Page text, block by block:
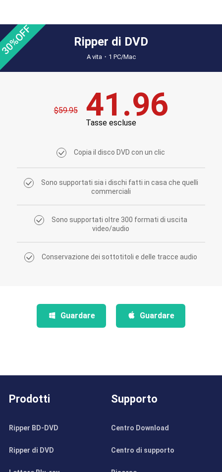
Ripper di DVD
A vita・1 PC/Mac
$59.95 41.96
Tasse escluse
Copia il disco DVD con un clic
Sono supportati sia i dischi fatti in casa che quelli
commerciali
Sono supportati oltre 300 formati di uscita
video/audio
Conservazione dei sottotitoli e delle tracce audio
Guardare Guardare
Prodotti
Ripper BD-DVD
Ripper di DVD
Supporto
Centro Download
Centro di supporto